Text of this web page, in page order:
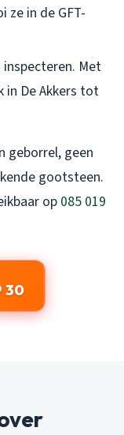
ze in de GFT-
Met
in De Akkers tot
geborrel, geen
gootsteen.
op 085 019
30